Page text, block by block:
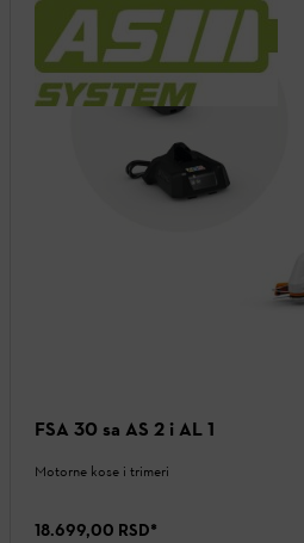
FSA 30 sa AS 2 i AL 1
Motorne kose i trimeri
18.699,00 RSD*